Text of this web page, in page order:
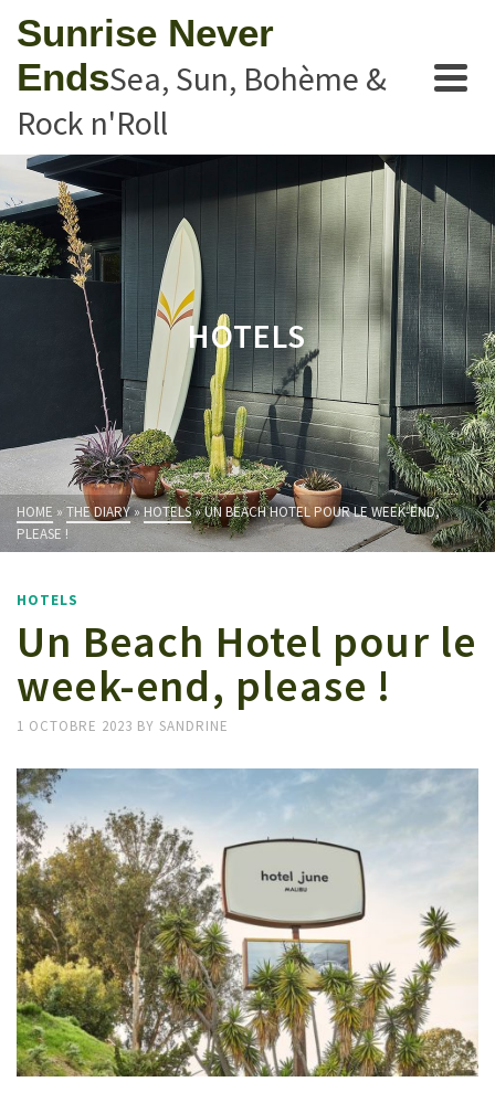
Sunrise Never
EndsSea, Sun, Bohème &
Rock n'Roll
HOTELS
HOME » THE DIARY» HOTELS»UN BEACH HOTEL POUR LE WEEK-END,
PLEASE !
HOTELS
Un Beach Hotel pour le
week-end, please !
1 OCTOBRE 2023 BY SANDRINE